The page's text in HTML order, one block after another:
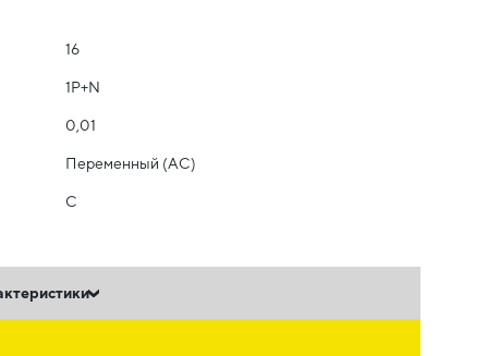
16
1Р+N
0,01
Переменный (AC)
C